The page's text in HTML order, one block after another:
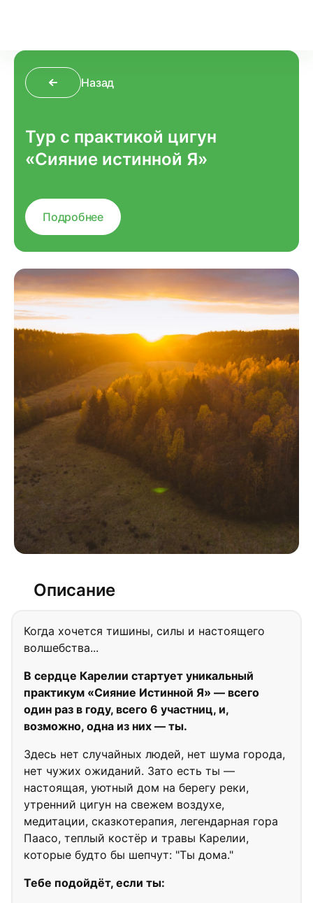
Назад
Тур с практикой цигун
«Сияние истинной Я»
Подробнее
Описание
Когда хочется тишины, силы и настоящего
волшебства...
В сердце Карелии стартует уникальный
практикум «Сияние Истинной Я» — всего
один раз в году, всего 6 участниц, и,
возможно, одна из них — ты.
Здесь нет случайных людей, нет шума города,
нет чужих ожиданий. Зато есть ты —
настоящая, уютный дом на берегу реки,
утренний цигун на свежем воздухе,
медитации, сказкотерапия, легендарная гора
Паасо, теплый костёр и травы Карелии,
которые будто бы шепчут: "Ты дома."
Тебе подойдёт, если ты: